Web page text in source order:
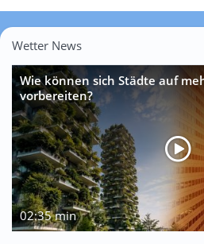
Wetter News
Wie können sich Städte auf
vorbereiten?
02:35 min